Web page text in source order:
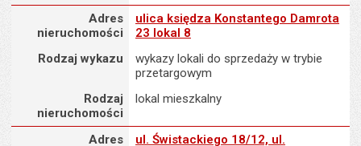
Adres nieruchomości
Adres
nieruchomości
ulica księdza Konstantego Damrota
23 lokal 8
Rodzaj wykazu
wykazy lokali do sprzedaży w trybie
przetargowym
Rodzaj
nieruchomości
lokal mieszkalny
Adres nieruchomości
Adres
ul. Świstackiego 18/12, ul.